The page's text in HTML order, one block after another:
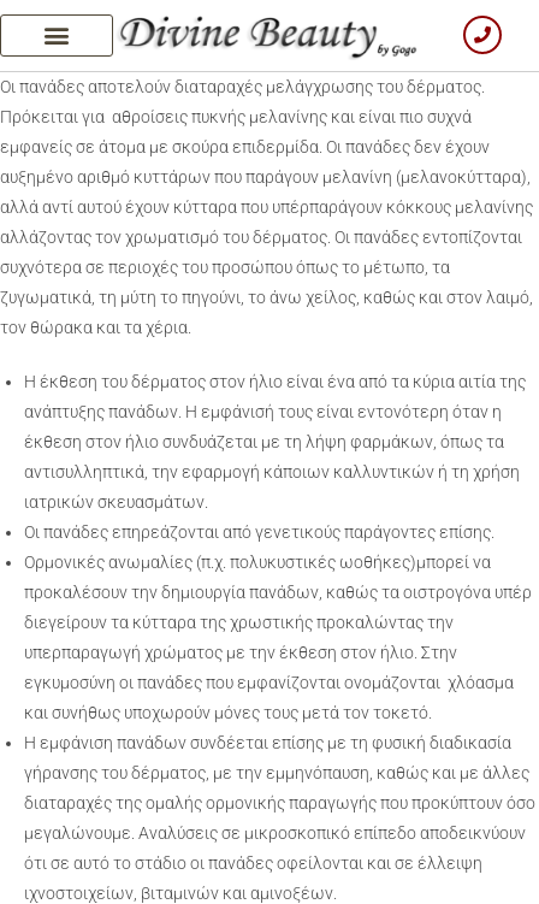
Οι πανάδες αποτελούν διαταραχές μελάγχρωσης του δέρματος.
Πρόκειται για αθροίσεις πυκνής μελανίνης και είναι πιο συχνά
εμφανείς σε άτομα με σκούρα επιδερμίδα. Οι πανάδες δεν έχουν
αυξημένο αριθμό κυττάρων που παράγουν μελανίνη (μελανοκύτταρα),
αλλά αντί αυτού έχουν κύτταρα που υπέρπαράγουν κόκκους μελανίνης
αλλάζοντας τον χρωματισμό του δέρματος. Οι πανάδες εντοπίζονται
συχνότερα σε περιοχές του προσώπου όπως το μέτωπο, τα
ζυγωματικά, τη μύτη το πηγούνι, το άνω χείλος, καθώς και στον λαιμό,
τον θώρακα και τα χέρια.
Η έκθεση του δέρματος στον ήλιο είναι ένα από τα κύρια αιτία της
ανάπτυξης πανάδων. Η εμφάνισή τους είναι εντονότερη όταν η
έκθεση στον ήλιο συνδυάζεται με τη λήψη φαρμάκων, όπως τα
αντισυλληπτικά, την εφαρμογή κάποιων καλλυντικών ή τη χρήση
ιατρικών σκευασμάτων.
Οι πανάδες επηρεάζονται από γενετικούς παράγοντες επίσης.
Ορμονικές ανωμαλίες (π.χ. πολυκυστικές ωοθήκες)μπορεί να
προκαλέσουν την δημιουργία πανάδων, καθώς τα οιστρογόνα υπέρ
διεγείρουν τα κύτταρα της χρωστικής προκαλώντας την
υπερπαραγωγή χρώματος με την έκθεση στον ήλιο. Στην
εγκυμοσύνη οι πανάδες που εμφανίζονται ονομάζονται χλόασμα
και συνήθως υποχωρούν μόνες τους μετά τον τοκετό.
Η εμφάνιση πανάδων συνδέεται επίσης με τη φυσική διαδικασία
γήρανσης του δέρματος, με την εμμηνόπαυση, καθώς και με άλλες
διαταραχές της ομαλής ορμονικής παραγωγής που προκύπτουν όσο
μεγαλώνουμε. Αναλύσεις σε μικροσκοπικό επίπεδο αποδεικνύουν
ότι σε αυτό το στάδιο οι πανάδες οφείλονται και σε έλλειψη
ιχνοστοιχείων, βιταμινών και αμινοξέων.